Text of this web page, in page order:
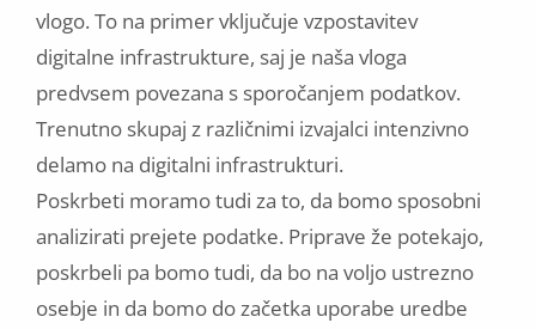
vlogo. To na primer vključuje vzpostavitev
digitalne infrastrukture, saj je naša vloga
predvsem povezana s sporočanjem podatkov.
Trenutno skupaj z različnimi izvajalci intenzivno
delamo na digitalni infrastrukturi.
Poskrbeti moramo tudi za to, da bomo sposobni
analizirati prejete podatke. Priprave že potekajo,
poskrbeli pa bomo tudi, da bo na voljo ustrezno
osebje in da bomo do začetka uporabe uredbe